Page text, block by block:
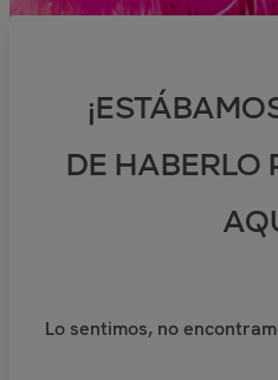
DE HABERLO
Lo sentimos, no